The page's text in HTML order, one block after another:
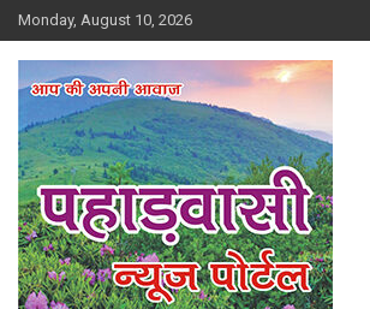
Skip
to
content
Monday, August 10, 2026